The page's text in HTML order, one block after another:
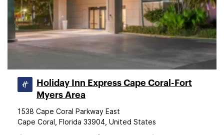
Holiday Inn Express Cape Coral-Fort
Myers Area
1538 Cape Coral Parkway East
Cape Coral, Florida 33904, United States